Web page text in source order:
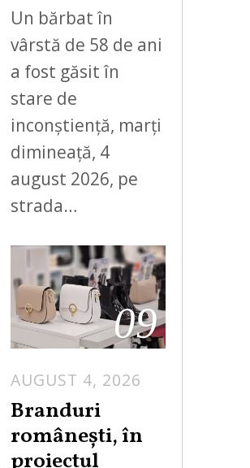
Un bărbat în
vârstă de 58 de ani
a fost găsit în
stare de
inconștiență, marți
dimineață, 4
august 2026, pe
strada…
09
AUGUST 4, 2026
Branduri
românești, în
proiectul